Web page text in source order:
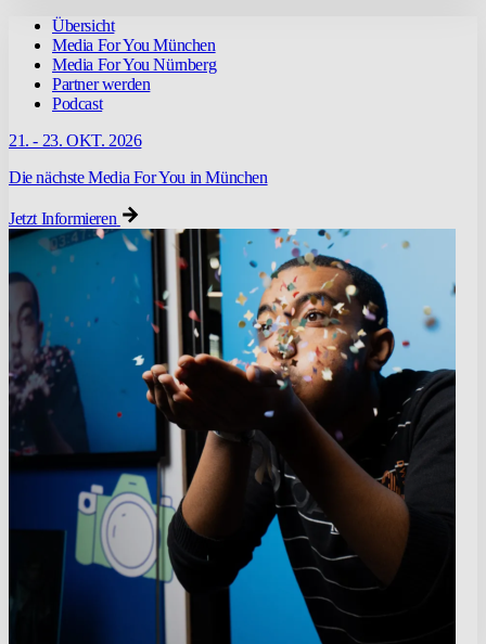
Übersicht
Media For You München
Media For You Nürnberg
Partner werden
Podcast
21. - 23. OKT. 2026
Die nächste Media For You in München
Jetzt Informieren